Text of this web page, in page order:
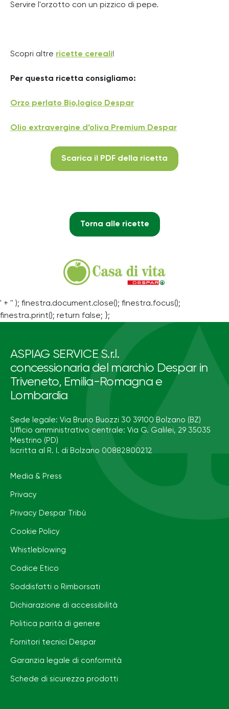
Servire l'orzotto con un pizzico di pepe.
Scopri altre ricette cereali!
Per questa ricetta consigliamo:
Orzo perlato Bio,logico Despar
Olio extravergine d’oliva Premium Despar
Scarica il PDF della ricetta
Torna alle ricette
' + '' ); finestra.document.close(); finestra.focus();
finestra.print(); return false; };
ASPIAG SERVICE S.r.l.
concessionaria del marchio Despar in
Triveneto, Emilia-Romagna e
Lombardia
Sede legale: Via Bruno Buozzi 30 39100 Bolzano (BZ)
Ufficio amministrativo centrale: Via G. Galilei, 29 35035
Mestrino (PD)
Iscritta al R. I. di Bolzano 00882800212
Media & Press
Privacy
Privacy Despar Tribù
Cookie Policy
Whistleblowing
Codice Etico
Soddisfatti o Rimborsati
Dichiarazione di accessibilità
Politica parità di genere
Fornitori tecnici Despar
Garanzia legale di conformità
Schede di sicurezza prodotti